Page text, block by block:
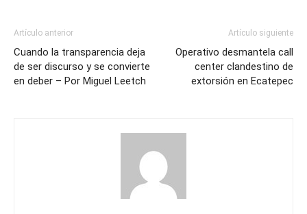
Artículo anterior
Cuando la transparencia deja
de ser discurso y se convierte
en deber – Por Miguel Leetch
Artículo siguiente
Operativo desmantela call
center clandestino de
extorsión en Ecatepec